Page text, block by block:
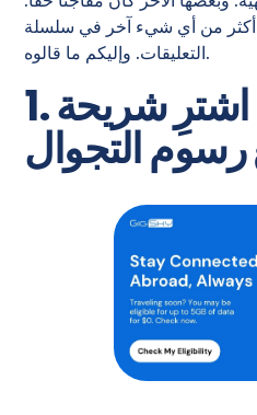
أكثر من أي شيء آخر في سلسلة
التعليقات. وإليكم ما قالوه.
1. اشترِ شريحة eSIM بدلاً
التجوال